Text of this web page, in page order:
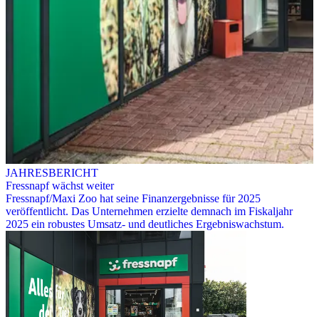
JAHRESBERICHT
Fressnapf wächst weiter
Fressnapf/Maxi Zoo hat seine Finanzergebnisse für 2025
veröffentlicht. Das Unternehmen erzielte demnach im Fiskaljahr
2025 ein robustes Umsatz- und deutliches Ergebniswachstum.